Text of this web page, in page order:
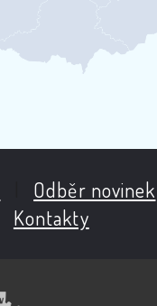
Odběr novinek
Kontakty